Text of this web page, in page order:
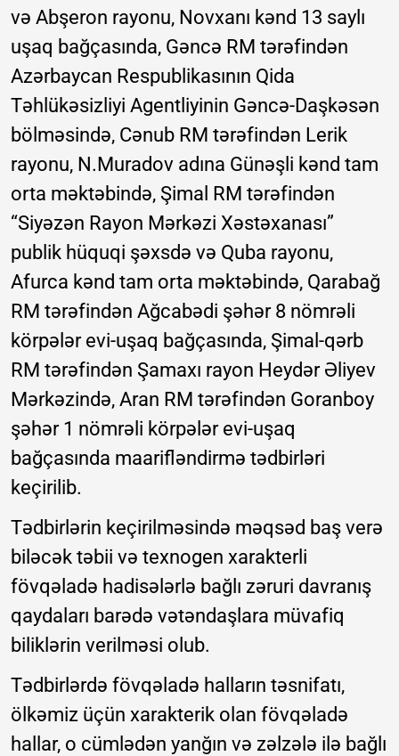
və Abşeron rayonu, Novxanı kənd 13 saylı
uşaq bağçasında, Gəncə RM tərəfindən
Azərbaycan Respublikasının Qida
Təhlükəsizliyi Agentliyinin Gəncə-Daşkəsən
bölməsində, Cənub RM tərəfindən Lerik
rayonu, N.Muradov adına Günəşli kənd tam
orta məktəbində, Şimal RM tərəfindən
“Siyəzən Rayon Mərkəzi Xəstəxanası”
publik hüquqi şəxsdə və Quba rayonu,
Afurca kənd tam orta məktəbində, Qarabağ
RM tərəfindən Ağcabədi şəhər 8 nömrəli
körpələr evi-uşaq bağçasında, Şimal-qərb
RM tərəfindən Şamaxı rayon Heydər Əliyev
Mərkəzində, Aran RM tərəfindən Goranboy
şəhər 1 nömrəli körpələr evi-uşaq
bağçasında maarifləndirmə tədbirləri
keçirilib.
Tədbirlərin keçirilməsində məqsəd baş verə
biləcək təbii və texnogen xarakterli
fövqəladə hadisələrlə bağlı zəruri davranış
qaydaları barədə vətəndaşlara müvafiq
biliklərin verilməsi olub.
Tədbirlərdə fövqəladə halların təsnifatı,
ölkəmiz üçün xarakterik olan fövqəladə
hallar, o cümlədən yanğın və zəlzələ ilə bağlı